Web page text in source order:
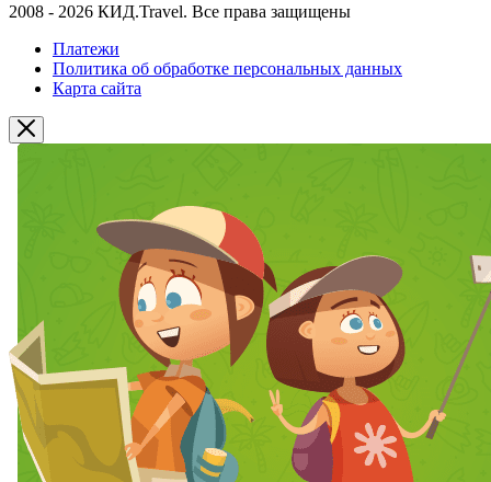
2008 - 2026 КИД.Travel. Все права защищены
Платежи
Политика об обработке персональных данных
Карта сайта